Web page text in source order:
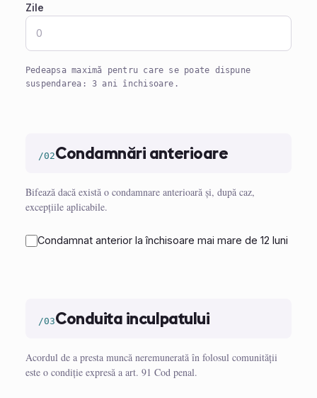
Zile
Pedeapsa maximă pentru care se poate dispune
suspendarea: 3 ani închisoare.
/02Condamnări anterioare
Bifează dacă există o condamnare anterioară și, după caz,
excepțiile aplicabile.
Condamnat anterior la închisoare mai mare de 12 luni
/03Conduita inculpatului
Acordul de a presta muncă neremunerată în folosul comunității
este o condiție expresă a art. 91 Cod penal.